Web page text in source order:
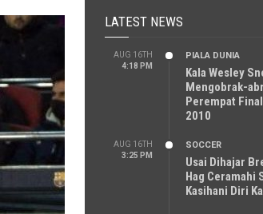
LATEST NEWS
AUG 16TH
4:18 PM
PIALA DUNIA
Kala Wesley
Mengobrak-
Perempat
2010
AUG 16TH
3:25 PM
SOCCER
Usai Dihajar
Hag Ceramahi
Kasihani Diri